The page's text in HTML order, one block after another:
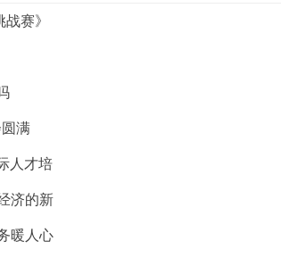
赛》
满
人才培
济的新
暖人心